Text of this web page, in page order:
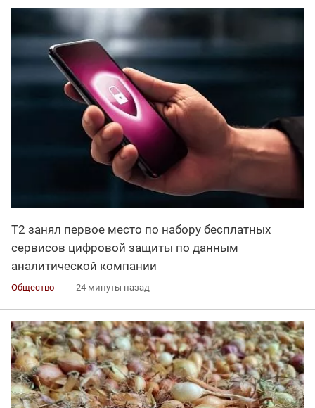
Т2 занял первое место по набору бесплатных
сервисов цифровой защиты по данным
аналитической компании
Общество 24 минуты назад